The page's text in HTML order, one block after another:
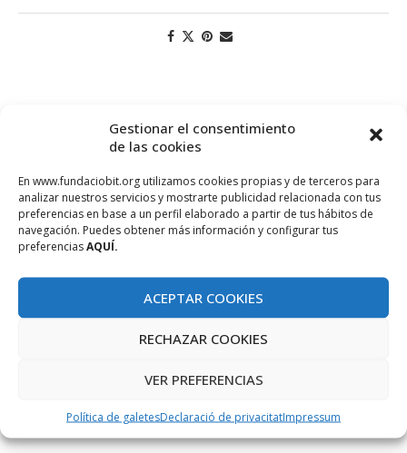
Gestionar el consentimiento
de las cookies
En www.fundaciobit.org utilizamos cookies propias y de terceros para
analizar nuestros servicios y mostrarte publicidad relacionada con tus
preferencias en base a un perfil elaborado a partir de tus hábitos de
navegación. Puedes obtener más información y configurar tus
preferenciasAQUÍ.
ACEPTAR COOKIES
RECHAZAR COOKIES
VER PREFERENCIAS
Política de galetesDeclaració de privacitatImpressum